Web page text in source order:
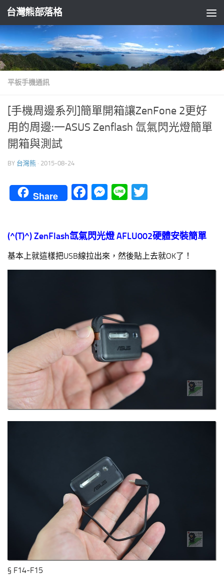
Skip to content
台灣熊部落格
平板手機通訊
[手機周邊系列]簡單開箱讓ZenFone 2更好
用的周邊:一ASUS Zenflash 氙氣閃光燈簡單
開箱與測試
BY 台灣熊 · 2015-08-24
Share Facebook
Messenger
Line
(^(T)^)ZenFlash氙氣閃光燈 AFLU002硬體安裝簡單
基本上就這樣把USB線拉出來，然後貼上去就OK了！
§ F14-F15